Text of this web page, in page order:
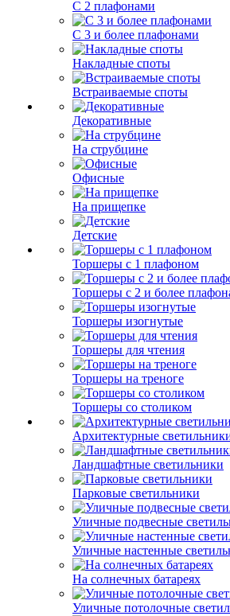
С 2 плафонами
С 3 и более плафонами
Накладные споты
Встраиваемые споты
Декоративные
На струбцине
Офисные
На прищепке
Детские
Торшеры с 1 плафоном
Торшеры с 2 и более
Торшеры изогнутые
Торшеры для чтения
Торшеры на треноге
Торшеры со столиком
Архитектурные
Ландшафтные светильники
Парковые светильники
Уличные подвесные
Уличные настенные
На солнечных батареях
Уличные потолочные